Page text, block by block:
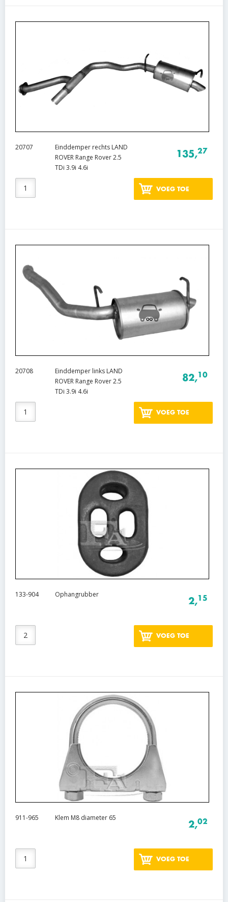
20707
Einddemper rechts LAND
ROVER Range Rover 2.5
TDi 3.9i 4.6i
135,27
VOEG TOE
20708
Einddemper links LAND
ROVER Range Rover 2.5
TDi 3.9i 4.6i
82,10
VOEG TOE
133-904 Ophangrubber
2,15
VOEG TOE
911-965 Klem M8 diameter 65
2,02
VOEG TOE